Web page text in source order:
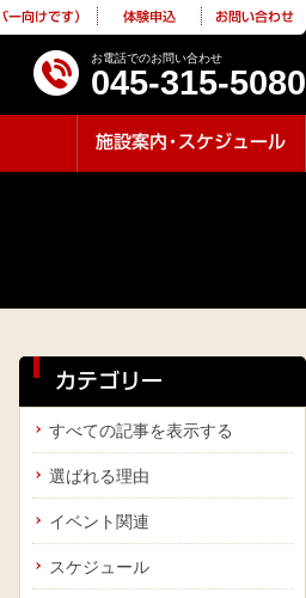
ー向けです） 体験申込 お問い合わせ
お電話でのお問い合わせ
045-315-5080
施設案内・スケジュール
カテゴリー
すべての記事を表示する
選ばれる理由
イベント関連
スケジュール